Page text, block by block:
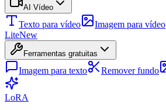
AI Vídeo
Texto para vídeo Imagem para vídeo
LiteNew
Ferramentas gratuitas
Imagem para texto Remover fundo
LoRA